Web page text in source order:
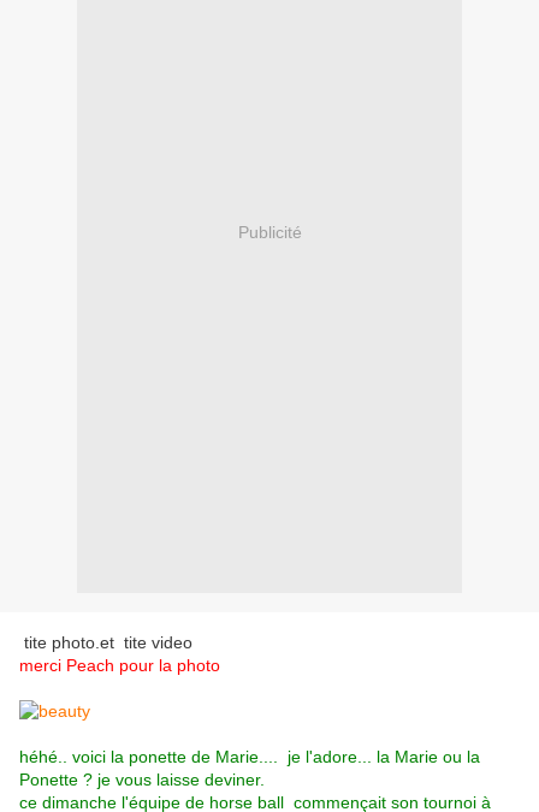
Publicité
tite photo.et tite video
merci Peach pour la photo
héhé.. voici la ponette de Marie.... je l'adore... la Marie ou la
Ponette ? je vous laisse deviner.
ce dimanche l'équipe de horse ball commençait son tournoi à